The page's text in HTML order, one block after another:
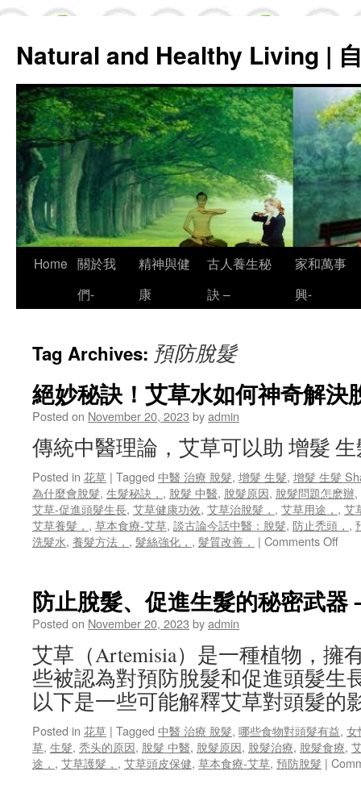
Natural and Healthy Living |
Skip
Home 關於我
們-
精神與健
康
古人養生秘
訣 –
家和萬事
興-
Tag Archives: 預防脫髮
絕妙秘訣！艾草水如何神奇解決
Posted on November 20, 2023 byadmin
傳統中醫理論，艾草可以助 增髮
Posted in 花草 | Tagged 中醫 治療 脫髮, 增髮 生髮, 增髮 生髮
為什麼會脫髮, 生髮秘訣， , 脫髮 中醫, 脫髮原因, 脫髮問題怎麽辦,
艾草-促進頭髮生長, 艾草健康功效, 艾草治脫髮， , 艾草用途， , 艾
艾草養髮， , 草本食療-艾草, 談古論今話中醫：脫髮, 防止禿頭， ,
洗髮水, 養髮方法， , 髮絲強化， , 髮質改善， | Comments Offon
秘
訣！
水
如
何
神
奇
解
決
脫
防止脫髮、促進生髮的秘密武器
Posted on November 20, 2023 byadmin
艾草（Artemisia）是一種植物，擁
些被認為對預防脫髮和促進頭髮生
以下是一些可能解釋艾草對頭髮
Posted in 花草 | Tagged 中醫 治療 脫髮, 哪些食物對頭髮有益, 女
草, 生髮, 秃头的原因, 脫髮 中醫, 脫髮原因, 脫髮治療, 脫髮食療,
途， , 艾草護髮， , 艾草頭皮保健, 草本食療-艾草, 預防脫髮 |